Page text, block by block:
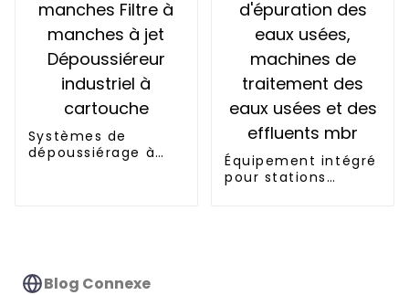
Systèmes de
dépoussiérage à
Équipement intégré
pour stations
Blog Connexe